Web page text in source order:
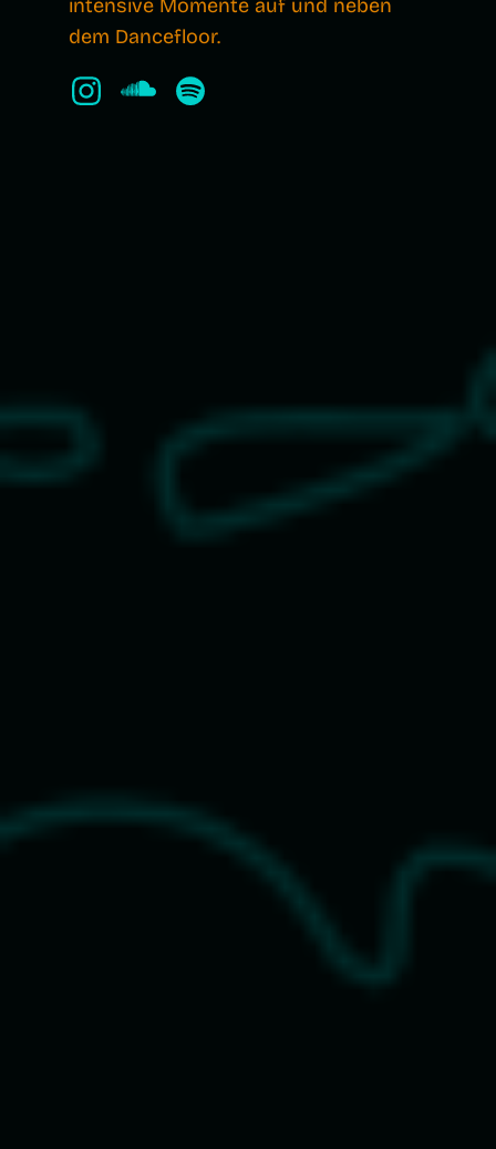
intensive Momente auf und neben
dem Dancefloor.